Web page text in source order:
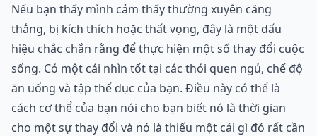
Nếu bạn thấy mình cảm thấy thường xuyên căng
thẳng, bị kích thích hoặc thất vọng, đây là một dấu
hiệu chắc chắn rằng để thực hiện một số thay đổi cuộc
sống. Có một cái nhìn tốt tại các thói quen ngủ, chế độ
ăn uống và tập thể dục của bạn. Điều này có thể là
cách cơ thể của bạn nói cho bạn biết nó là thời gian
cho một sự thay đổi và nó là thiếu một cái gì đó rất cần